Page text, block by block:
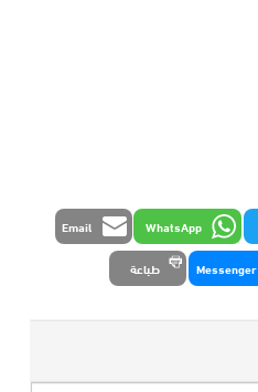
WhatsApp
Email
Messenger طباعة